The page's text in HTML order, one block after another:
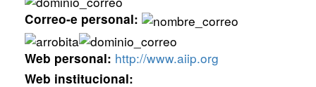
Correo-e personal:
Web personal: http://www.aiip.org
Web institucional: